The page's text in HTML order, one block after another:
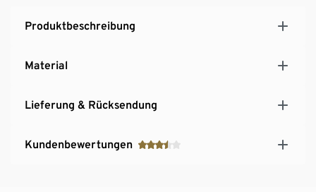
Produktbeschreibung
Material
Lieferung & Rücksendung
Kundenbewertungen